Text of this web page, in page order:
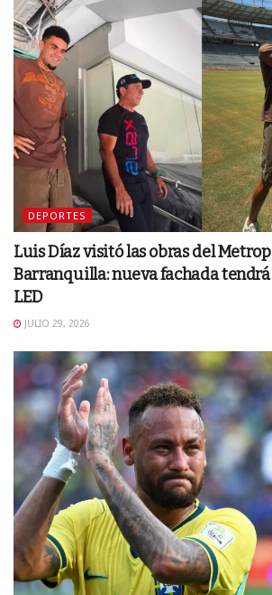
DEPORTES
Luis Díaz visitó las obras del
Barranquilla: nueva fachada tendrá
LED
JULIO 29, 2026